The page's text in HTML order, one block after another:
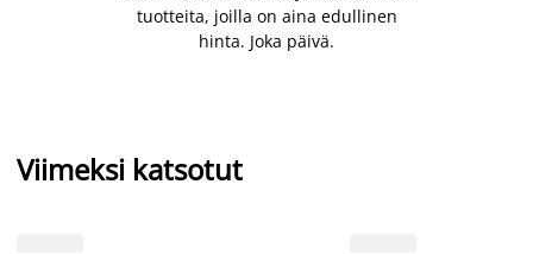
tuotteita, joilla on aina edullinen
hinta. Joka päivä.
Viimeksi katsotut